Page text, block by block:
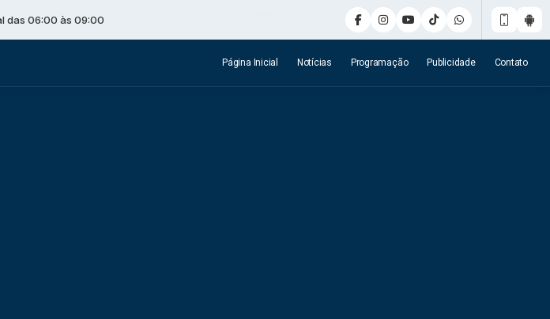
09:00
Página Inicial Notícias Programação Publicidade Contato